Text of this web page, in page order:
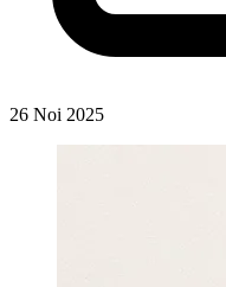
26 Noi 2025